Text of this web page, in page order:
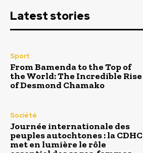
Latest stories
Sport
From Bamenda to the Top of
the World: The Incredible Rise
of Desmond Chamako
Société
Journée internationale des
peuples autochtones : la CDHC
met en lumière le rôle